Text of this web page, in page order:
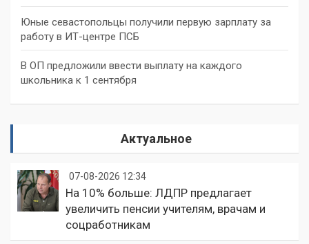
Юные севастопольцы получили первую зарплату за
работу в ИТ-центре ПСБ
В ОП предложили ввести выплату на каждого
школьника к 1 сентября
Актуальное
07-08-2026 12:34
На 10% больше: ЛДПР предлагает
увеличить пенсии учителям, врачам и
соцработникам